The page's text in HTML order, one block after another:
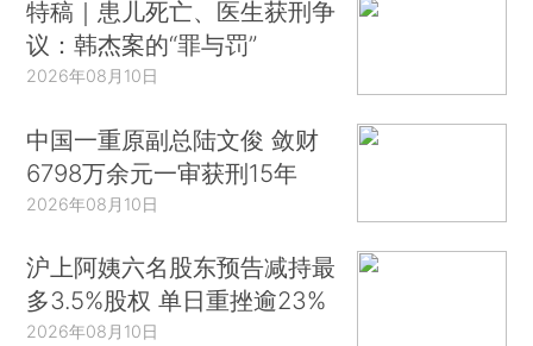
特稿｜患儿死亡、医生获刑争
议：韩杰案的“罪与罚”
2026年08月10日
中国一重原副总陆文俊 敛财
6798万余元一审获刑15年
2026年08月10日
沪上阿姨六名股东预告减持最
多3.5%股权 单日重挫逾23%
2026年08月10日